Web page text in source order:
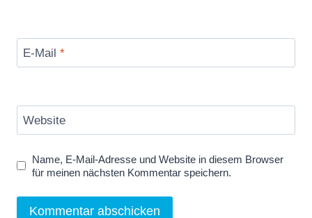
E-Mail *
Website
Name, E-Mail-Adresse und Website in diesem Browser
für meinen nächsten Kommentar speichern.